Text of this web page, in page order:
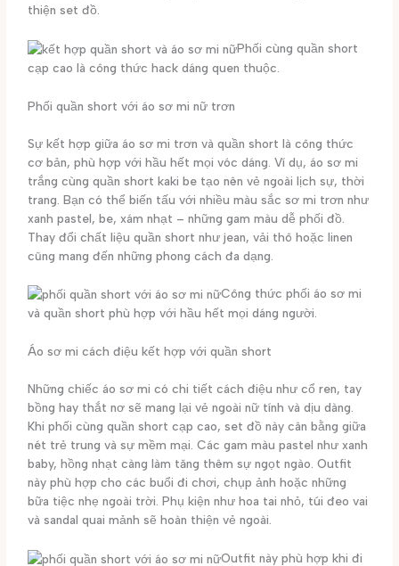
thiện set đồ.
Phối cùng quần short
cạp cao là công thức hack dáng quen thuộc.
Phối quần short với áo sơ mi nữ trơn
Sự kết hợp giữa áo sơ mi trơn và quần short là công thức
cơ bản, phù hợp với hầu hết mọi vóc dáng. Ví dụ, áo sơ mi
trắng cùng quần short kaki be tạo nên vẻ ngoài lịch sự, thời
trang. Bạn có thể biến tấu với nhiều màu sắc sơ mi trơn như
xanh pastel, be, xám nhạt – những gam màu dễ phối đồ.
Thay đổi chất liệu quần short như jean, vải thô hoặc linen
cũng mang đến những phong cách đa dạng.
Công thức phối áo sơ mi
và quần short phù hợp với hầu hết mọi dáng người.
Áo sơ mi cách điệu kết hợp với quần short
Những chiếc áo sơ mi có chi tiết cách điệu như cổ ren, tay
bồng hay thắt nơ sẽ mang lại vẻ ngoài nữ tính và dịu dàng.
Khi phối cùng quần short cạp cao, set đồ này cân bằng giữa
nét trẻ trung và sự mềm mại. Các gam màu pastel như xanh
baby, hồng nhạt càng làm tăng thêm sự ngọt ngào. Outfit
này phù hợp cho các buổi đi chơi, chụp ảnh hoặc những
bữa tiệc nhẹ ngoài trời. Phụ kiện như hoa tai nhỏ, túi đeo vai
và sandal quai mảnh sẽ hoàn thiện vẻ ngoài.
Outfit này phù hợp khi đi